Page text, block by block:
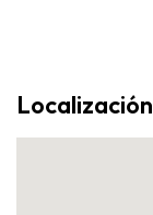
Localización